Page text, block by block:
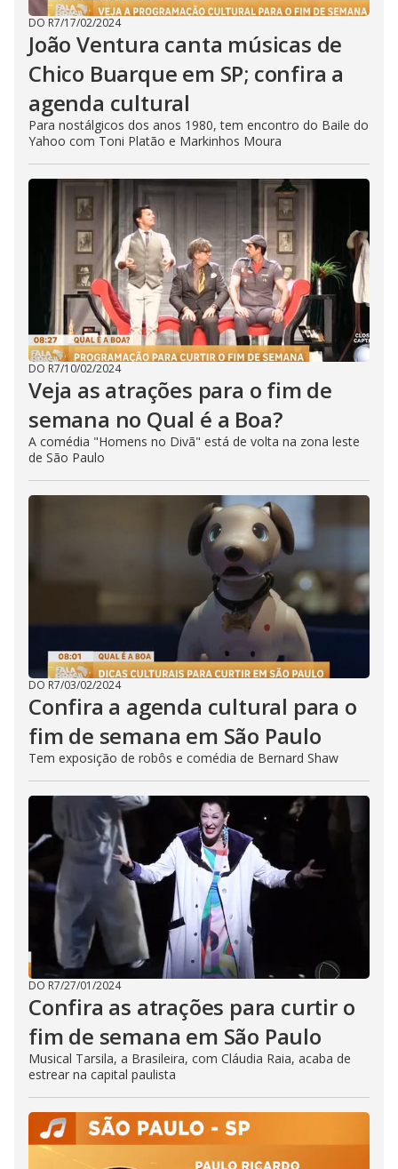
DO R7/17/02/2024
João Ventura canta músicas de
Chico Buarque em SP; confira a
agenda cultural
Para nostálgicos dos anos 1980, tem encontro do Baile do
Yahoo com Toni Platão e Markinhos Moura
DO R7/10/02/2024
Veja as atrações para o fim de
semana no Qual é a Boa?
A comédia "Homens no Divã" está de volta na zona leste
de São Paulo
DO R7/03/02/2024
Confira a agenda cultural para o
fim de semana em São Paulo
Tem exposição de robôs e comédia de Bernard Shaw
DO R7/27/01/2024
Confira as atrações para curtir o
fim de semana em São Paulo
Musical Tarsila, a Brasileira, com Cláudia Raia, acaba de
estrear na capital paulista